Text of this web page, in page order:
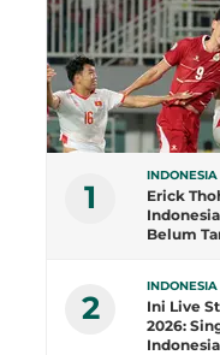
1
INDONESIA
Erick
Belum
2
INDONESIA
Ini Live
2026:
Indonesia